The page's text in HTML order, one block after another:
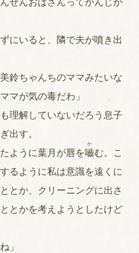
にいると、隣で夫が噴き出
鈴ちゃんちのママみたいな
マが気の毒だわ」
理解していないだろう息子
出す。
ように葉月が唇を嚙
か
む。こ
るように私は意識を遠くに
とか、クリーニングに出さ
とかを考えようとしたけど
」